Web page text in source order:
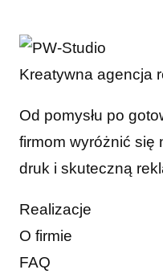
Kreatywna agencja
Od pomysłu po
firmom wyróżnić się
druk i skuteczną
Realizacje
O firmie
FAQ